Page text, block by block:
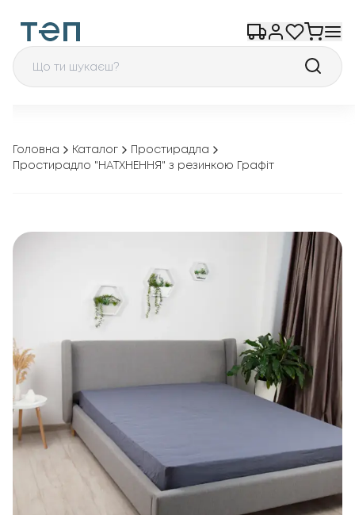
Головна Каталог
Простирадла
Простирадло "НАТХНЕННЯ" з резинкою Графіт